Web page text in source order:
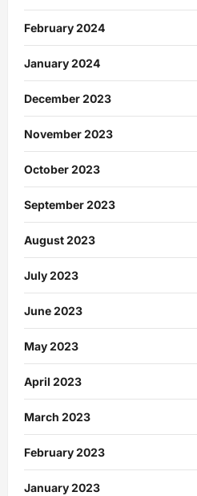
February 2024
January 2024
December 2023
November 2023
October 2023
September 2023
August 2023
July 2023
June 2023
May 2023
April 2023
March 2023
February 2023
January 2023